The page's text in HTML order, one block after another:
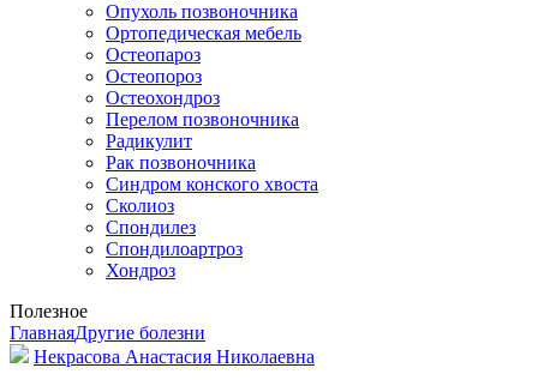
Опухоль позвоночника
Ортопедическая мебель
Остеопароз
Остеопороз
Остеохондроз
Перелом позвоночника
Радикулит
Рак позвоночника
Синдром конского хвоста
Сколиоз
Спондилез
Спондилоартроз
Хондроз
Полезное
ГлавнаяДругие болезни
Некрасова Анастасия Николаевна